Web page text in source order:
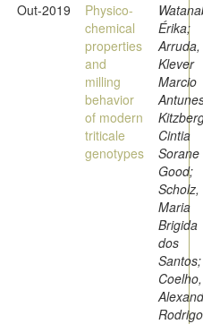
Out-2019
Physico-
chemical
properties
and
milling
behavior
of modern
triticale
genotypes
Érika;
Arruda,
Klever
Marcio
Cintia
Sorane
Good;
Scholz,
Maria
Brigida
dos
Santos;
Coelho,
Rodrigo